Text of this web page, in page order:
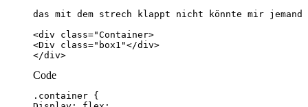
</div>
Code